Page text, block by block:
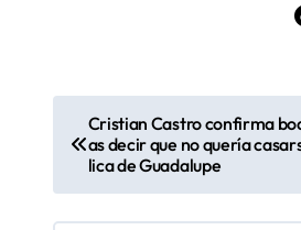
a
v
Cristian Castro confirma
as decir que no quería
lica de Guadalupe